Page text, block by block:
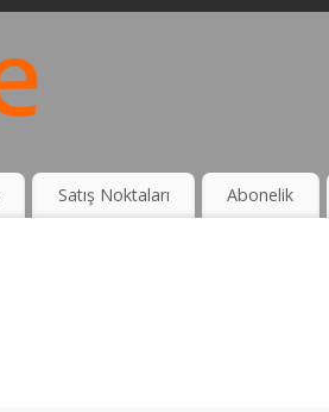
Satış Noktaları Abonelik